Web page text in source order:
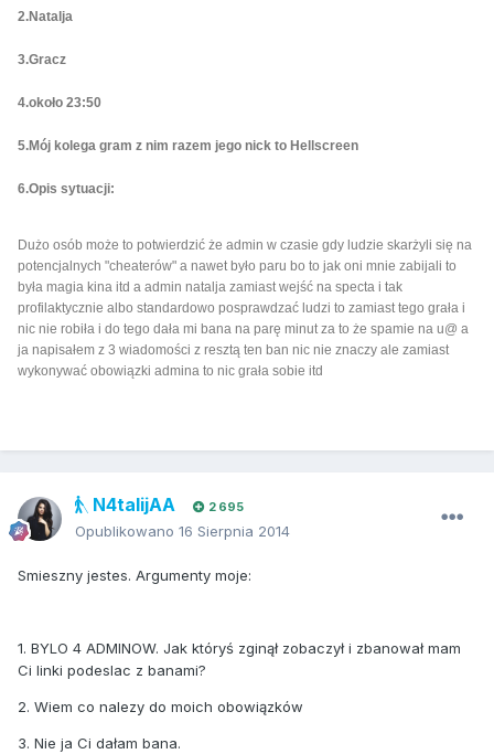
2.Natalja
3.Gracz
4.około 23:50
5.Mój kolega gram z nim razem jego nick to Hellscreen
6.Opis sytuacji:
Dużo osób może to potwierdzić że admin w czasie gdy ludzie skarżyli się na
potencjalnych "cheaterów" a nawet było paru bo to jak oni mnie zabijali to
była magia kina itd a admin natalja zamiast wejść na specta i tak
profilaktycznie albo standardowo posprawdzać ludzi to zamiast tego grała i
nic nie robiła i do tego dała mi bana na parę minut za to że spamie na u@ a
ja napisałem z 3 wiadomości z resztą ten ban nic nie znaczy ale zamiast
wykonywać obowiązki admina to nic grała sobie itd
N4talijAA 2 695
Opublikowano 16 Sierpnia 2014
Smieszny jestes. Argumenty moje:
1. BYLO 4 ADMINOW. Jak któryś zginął zobaczył i zbanował mam
Ci linki podeslac z banami?
2. Wiem co nalezy do moich obowiązków
3. Nie ja Ci dałam bana.